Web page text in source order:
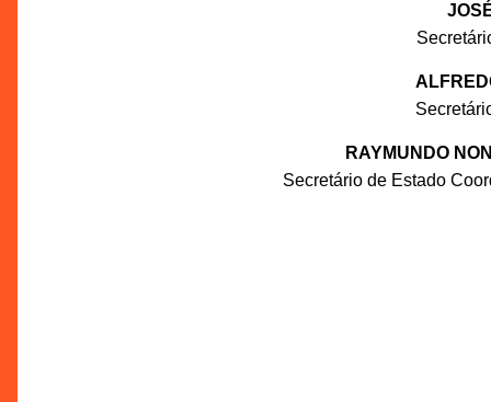
RAYMUNDO
Secretário de Estado